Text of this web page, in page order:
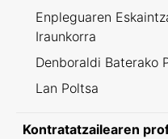
Enpleguaren
Iraunkorra
Denboraldi Baterako
Lan Poltsa
Kontratatzailearen